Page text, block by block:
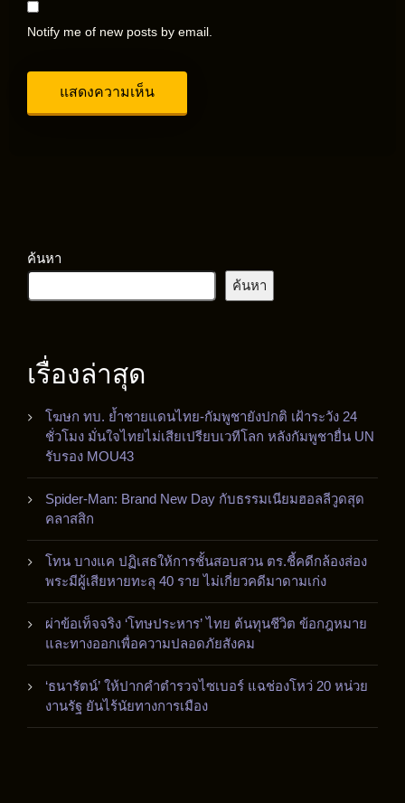
Notify me of new posts by email.
ค้นหา
ค้นหา
เรื่องล่าสุด
โฆษก ทบ. ย้ำชายแดนไทย-กัมพูชายังปกติ เฝ้าระวัง 24
ชั่วโมง มั่นใจไทยไม่เสียเปรียบเวทีโลก หลังกัมพูชายื่น UN
รับรอง MOU43
Spider-Man: Brand New Day กับธรรมเนียมฮอลลีวูดสุด
คลาสสิก
โทน บางแค ปฏิเสธให้การชั้นสอบสวน ตร.ชี้คดีกล้องส่อง
พระมีผู้เสียหายทะลุ 40 ราย ไม่เกี่ยวคดีมาดามเก่ง
ผ่าข้อเท็จจริง ‘โทษประหาร’ ไทย ต้นทุนชีวิต ข้อกฎหมาย
และทางออกเพื่อความปลอดภัยสังคม
‘ธนารัตน์’ ให้ปากคำตำรวจไซเบอร์ แฉช่องโหว่ 20 หน่วย
งานรัฐ ยันไร้นัยทางการเมือง